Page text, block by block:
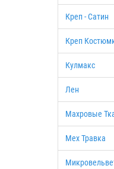
Креп - Сатин
Креп
Кулмакс
Лен
Махровые
Мех Травка